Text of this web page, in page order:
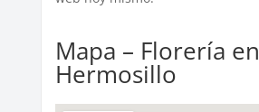
Mapa – Florería en
Hermosillo